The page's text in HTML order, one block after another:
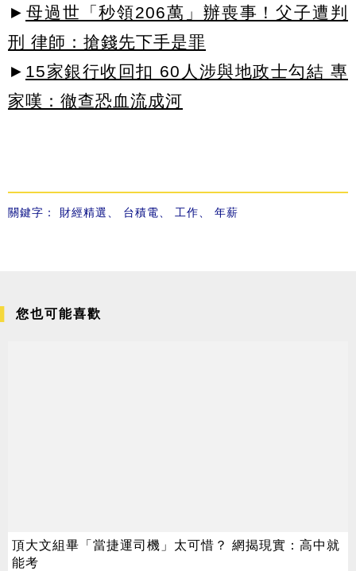
► 母過世「秒領206萬」辦喪事！父子遭判
刑 律師：搶錢先下手是罪
► 15家銀行收回扣 60人涉與地政士勾結 專
家嘆：徹查恐血流成河
關鍵字： 財經精選 台積電 工作 年薪
您也可能喜歡
頂大文組畢「當捷運司機」太可惜？ 網揭現實：高中就
能考